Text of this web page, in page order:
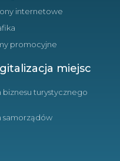
internetowe
promocyjne
miejsc
biznesu turystycznego
samorządów